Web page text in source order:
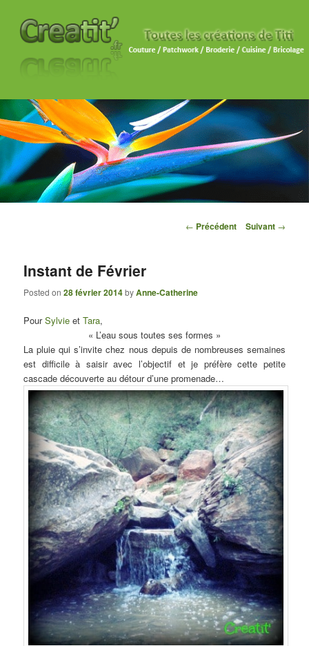
Navigation des articles
← Précédent Suivant →
Instant de Février
Posted on28 février 2014byAnne-Catherine
PourSylvie etTara,
« L’eau sous toutes ses formes »
La pluie qui s’invite chez nous depuis de nombreuses semaines
est difficile à saisir avec l’objectif et je préfère cette petite
cascade découverte au détour d’une promenade…